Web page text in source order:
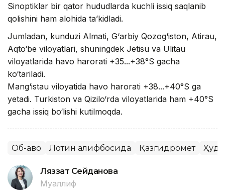
Sinoptiklar bir qator hududlarda kuchli issiq saqlanib
qolishini ham alohida ta’kidladi.
Jumladan, kunduzi Almati, G‘arbiy Qozog‘iston, Atirau,
Aqto‘be viloyatlari, shuningdek Jetisu va Ulitau
viloyatlarida havo harorati +35...+38°S gacha
ko‘tariladi.
Mang‘istau viloyatida havo harorati +38...+40°S ga
yetadi. Turkiston va Qizilo‘rda viloyatlarida ham +40°S
gacha issiq bo‘lishi kutilmoqda.
Об-ҳаво Лотин алифбосида Қазгидромет
Ляззат Сейданова
Муаллиф